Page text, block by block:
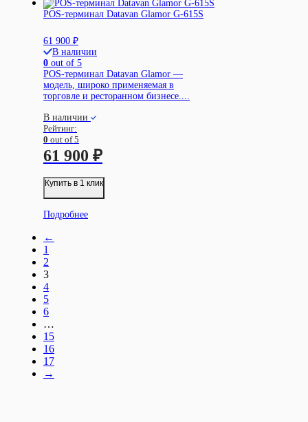
POS-терминал Datavan Glamor G-615S
61 900 ₽
В наличии
0 out of 5
POS-терминал Datavan Glamor —
модель, широко применяемая в
торговле и ресторанном бизнесе....
В наличии
Рейтинг:
0 out of 5
61 900 ₽
Купить в 1 клик
Подробнее
←
1
2
3
4
5
6
…
15
16
17
→